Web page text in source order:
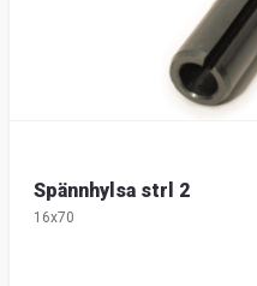
Spännhylsa strl 2
16x70